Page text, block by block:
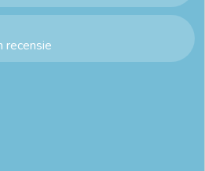
recensie